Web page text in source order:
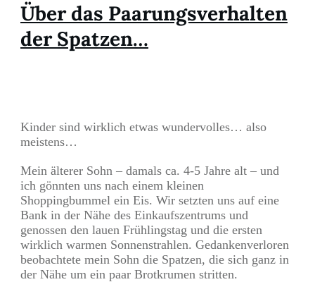
Über das Paarungsverhalten
der Spatzen…
Kinder sind wirklich etwas wundervolles… also
meistens…
Mein älterer Sohn – damals ca. 4-5 Jahre alt – und
ich gönnten uns nach einem kleinen
Shoppingbummel ein Eis. Wir setzten uns auf eine
Bank in der Nähe des Einkaufszentrums und
genossen den lauen Frühlingstag und die ersten
wirklich warmen Sonnenstrahlen. Gedankenverloren
beobachtete mein Sohn die Spatzen, die sich ganz in
der Nähe um ein paar Brotkrumen stritten.